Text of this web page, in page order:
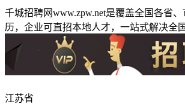
千城招聘网www.zpw.net是覆盖全国各省
历，企业可直招本地人才，一站式解决全
江苏省